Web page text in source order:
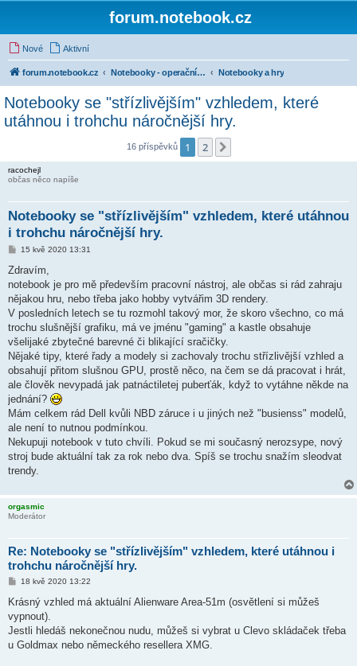
forum.notebook.cz
Nové Aktivní
forum.notebook.cz Notebooky - operační systémy a software Notebooky a hry
Notebooky se "střízlivějším" vzhledem, které
utáhnou i trohchu náročnější hry.
16 příspěvků 1 2
racochejl
občas něco napíše
Notebooky se "střízlivějším" vzhledem, které utáhnou
i trohchu náročnější hry.
P
í
p
ě
v
e
k
15 kvě 2020 13:31
Zdravím,
notebook je pro mě především pracovní nástroj, ale občas si rád zahraju
nějakou hru, nebo třeba jako hobby vytvářim 3D rendery.
V posledních letech se tu rozmohl takový mor, že skoro všechno, co má
trochu slušnější grafiku, má ve jménu "gaming" a kastle obsahuje
všelijaké zbytečné barevné či blikající sračičky.
Nějaké tipy, které řady a modely si zachovaly trochu střízlivější vzhled a
obsahují přitom slušnou GPU, prostě něco, na čem se dá pracovat i hrát,
ale člověk nevypadá jak patnáctiletej puberťák, když to vytáhne někde na
jednání?
Mám celkem rád Dell kvůli NBD záruce i u jiných než "busienss" modelů,
ale není to nutnou podmínkou.
Nekupuji notebook v tuto chvíli. Pokud se mi současný nerozsype, nový
stroj bude aktuální tak za rok nebo dva. Spíš se trochu snažím sleodvat
trendy.
orgasmic
Moderátor
Re: Notebooky se "střízlivějším" vzhledem, které utáhnou i
trohchu náročnější hry.
P
í
p
ě
e
18 kvě 2020 13:22
Krásný vzhled má aktuální Alienware Area-51m (osvětlení si můžeš
vypnout).
Jestli hledáš nekonečnou nudu, můžeš si vybrat u Clevo skládaček třeba
u Goldmax nebo německého resellera XMG.